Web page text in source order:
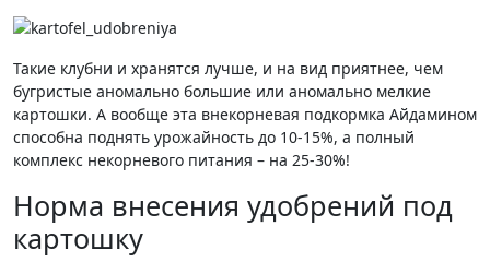
Такие клубни и хранятся лучше, и на вид приятнее, чем
бугристые аномально большие или аномально мелкие
картошки. А вообще эта внекорневая подкормка Айдамином
способна поднять урожайность до 10-15%, а полный
комплекс некорневого питания – на 25-30%!
Норма внесения удобрений под
картошку